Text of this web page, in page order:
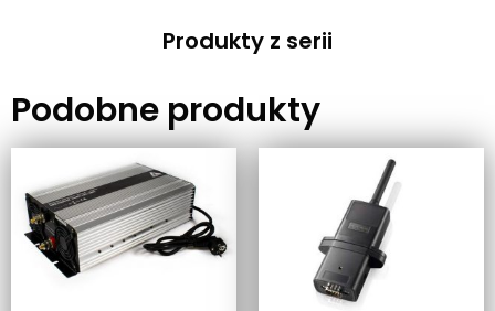
Produkty z serii
Podobne produkty